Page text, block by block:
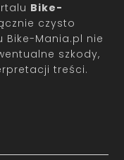
Bike-
czysto
Bike-Mania.pl nie
szkody,
treści.